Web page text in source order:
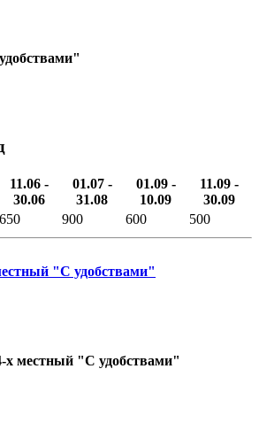
11.06 -
30.06
01.07 -
31.08
01.09 -
10.09
11.09 -
30.09
650 900 600 500
"С удобствами"
х местный "С удобствами"